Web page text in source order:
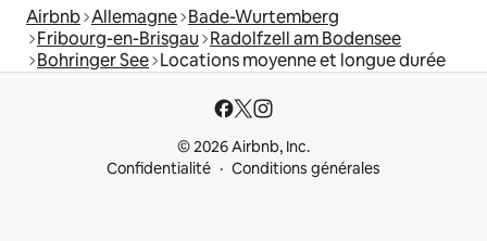
Airbnb Allemagne Bade-Wurtemberg
Fribourg-en-Brisgau Radolfzell am Bodensee
Bohringer See Locations moyenne et longue durée
© 2026 Airbnb, Inc.
Confidentialité
Conditions générales